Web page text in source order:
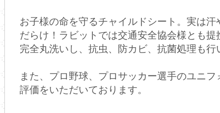
お子様の命を守るチャイルドシート。実は
だらけ！ラビットでは交通安全協会様とも
完全丸洗いし、抗虫、防カビ、抗菌処理も行
また、プロ野球、プロサッカー選手のユニ
評価をいただいております。